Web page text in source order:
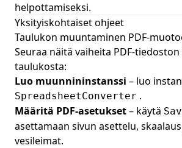
helpottamiseksi.
Yksityiskohtaiset ohjeet
Taulukon muuntaminen
Seuraa näitä vaiheita
taulukosta:
Luo muunnininstanssi – luo
SpreadsheetConverter .
Määritä PDF‑asetukset– käytä
asettamaan sivun asettelu,
vesileimat.